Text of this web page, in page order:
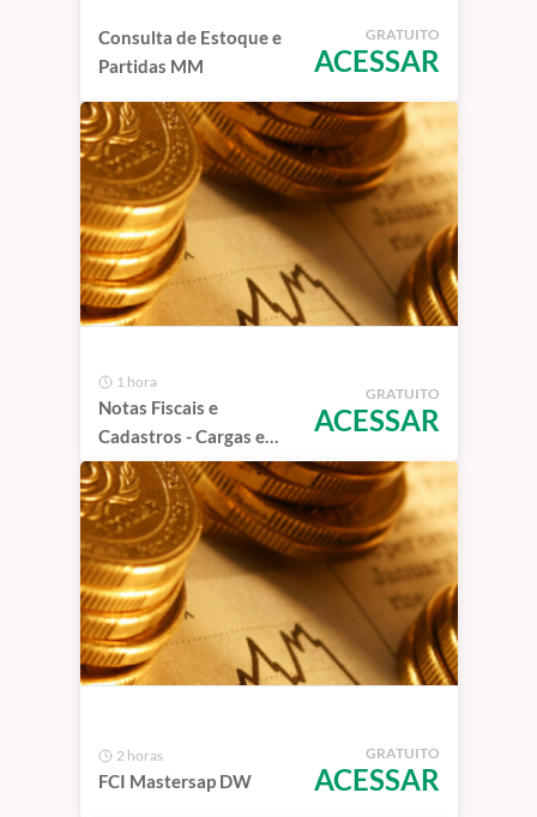
Consulta de Estoque e
Partidas MM
GRATUITO
ACESSAR
1 hora
Notas Fiscais e
Cadastros - Cargas e
Importação no SAP
GRATUITO
ACESSAR
2 horas
FCI Mastersap DW
GRATUITO
ACESSAR